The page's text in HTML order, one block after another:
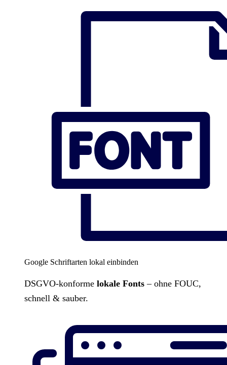
Google Schriftarten lokal einbinden
DSGVO-konforme lokale Fonts – ohne FOUC,
schnell & sauber.